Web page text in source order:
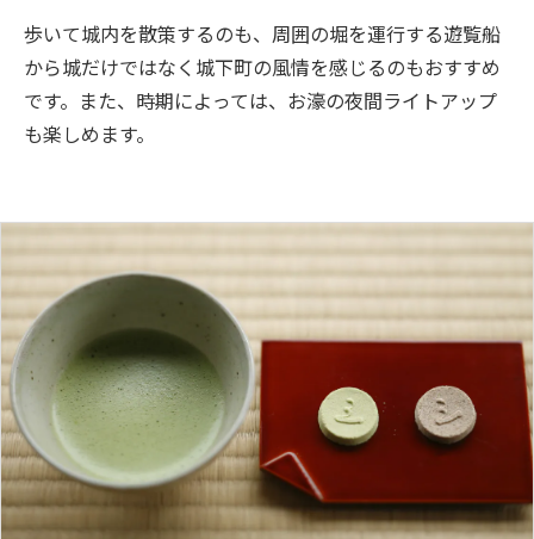
歩いて城内を散策するのも、周囲の堀を運行する遊覧船
から城だけではなく城下町の風情を感じるのもおすすめ
です。また、時期によっては、お濠の夜間ライトアップ
も楽しめます。